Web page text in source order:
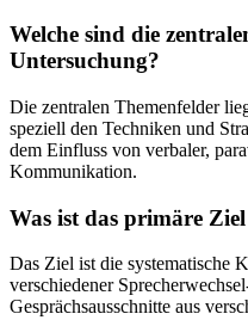
Welche sind die
Untersuchung?
Die zentralen Themenfelder
speziell den Techniken und
dem Einfluss von verbaler,
Kommunikation.
Was ist das primäre
Das Ziel ist die systematische
verschiedener
Gesprächsausschnitte aus